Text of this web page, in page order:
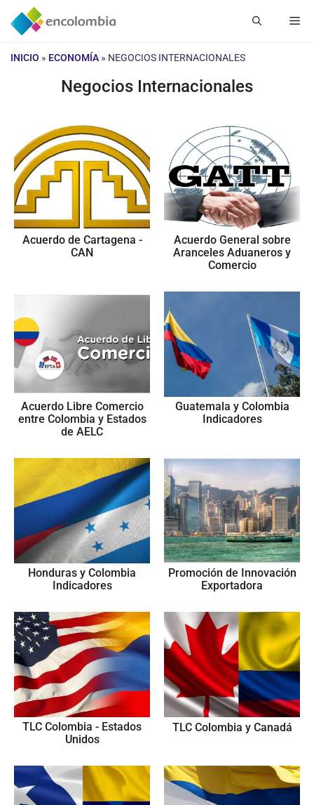
Saltar
INICIO » ECONOMÍA » NEGOCIOS INTERNACIONALES
Negocios Internacionales
Acuerdo de Cartagena -
CAN
Acuerdo General sobre
Aranceles Aduaneros y
Comercio
Acuerdo Libre Comercio
entre Colombia y Estados
de AELC
Guatemala y Colombia
Indicadores
Honduras y Colombia
Indicadores
Promoción de Innovación
Exportadora
TLC Colombia - Estados
Unidos
TLC Colombia y Canadá